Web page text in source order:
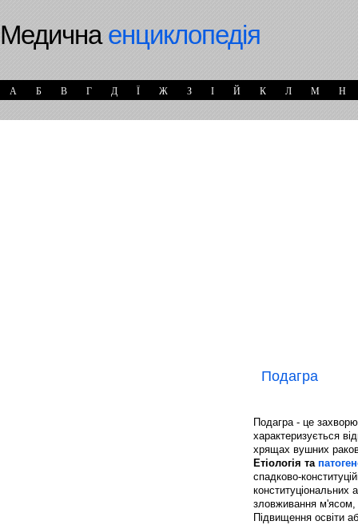
Медичнаенциклопедія
А Б В Г Д Ї Ж З І Й К Л М Н
Подагра
Подагра - це
характеризується
хрящах вушних
Етіологія та
спадково-
конституціональних
зловживання м'ясом,
Підвищення освіти